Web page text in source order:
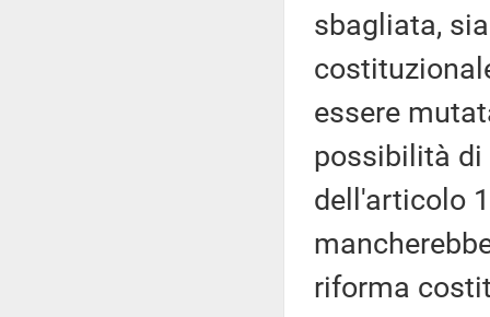
sbagliata,
essere
possibilità di
dell'articolo
riforma